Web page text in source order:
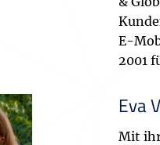
E-
2001
Eva
Mit